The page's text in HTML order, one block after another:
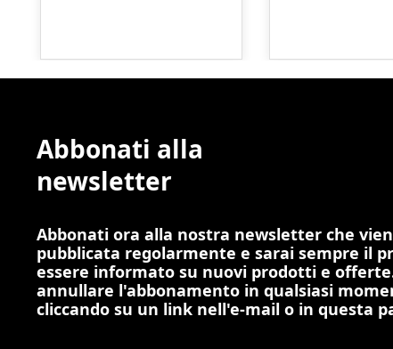
Abbonati alla
newsletter
Abbonati ora alla nostra newsletter che
pubblicata regolarmente e sarai sempre il
essere informato su nuovi prodotti e
annullare l'abbonamento in qualsiasi
cliccando su un link nell'e-mail o in questa